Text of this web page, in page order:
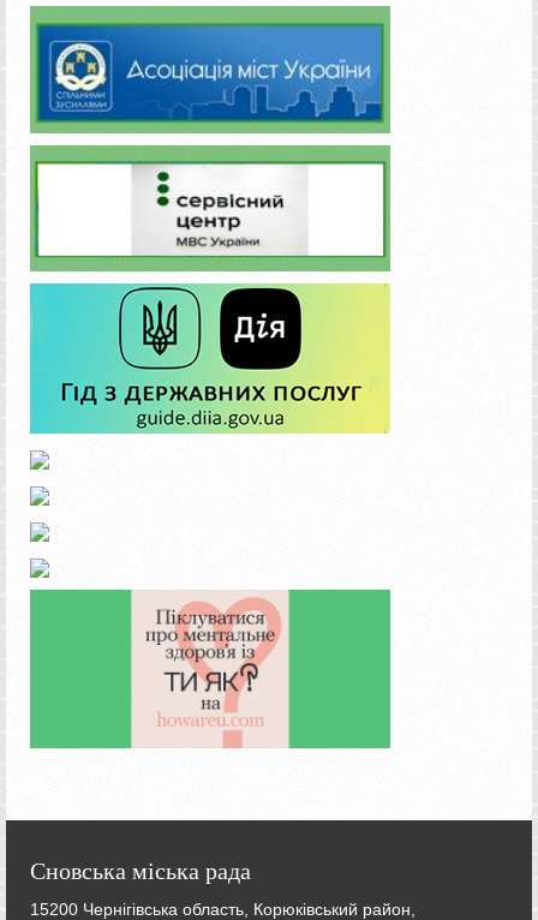
Сновська міська рада
15200 Чернігівська область, Корюківський район,